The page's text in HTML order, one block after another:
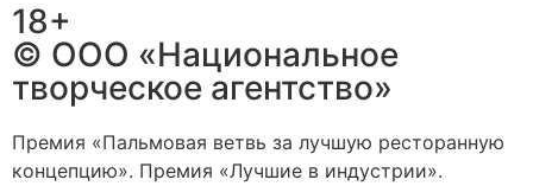
18+
© ООО «Национальное
творческое агентство»
Премия «Пальмовая ветвь за лучшую ресторанную
концепцию». Премия «Лучшие в индустрии».